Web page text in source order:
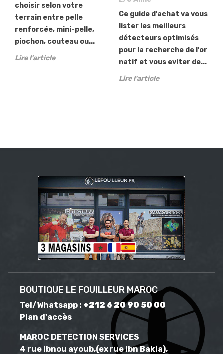
choisir selon votre
terrain entre pelle
renforcée, mini-pelle,
piochon, couteau ou...
Lire l'article
Ce guide d'achat va vous
lister les meilleurs
détecteurs optimisés
pour la recherche de l'or
natif et vous eviter de...
Lire l'article
BOUTIQUE LE FOUILLEUR MAROC
Tel/Whatsapp : +212 6 20 90 50 00
Plan d'accès
MAROC DETECTION SERVICES
4 rue ibnou ayoub,(ex rue Ibn Bakia),